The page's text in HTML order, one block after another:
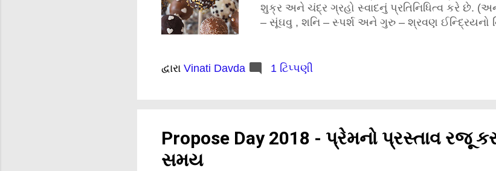
શુક્ર અને ચંદ્ર ગ્રહો સ્વાદનું પ્રતિનિધિત્વ કરે છે.
– સૂંઘવુ , શનિ – સ્પર્શ અને ગુરુ – શ્રવણ ઈન્દ્રિયનો
પસંદ કરશો. નવેય ગ્રહોમાં જળતત્વ ધરાવતાં
જોડાવાની ...
દ્વારા Vinati Davda 1 ટિપ્પણી
Propose Day 2018 - પ્રેમનો પ્રસ્તાવ રજૂ
સમય